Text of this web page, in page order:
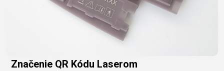
Značenie QR Kódu Laserom